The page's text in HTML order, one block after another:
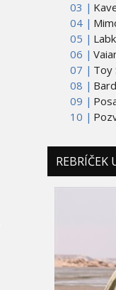
03 |
04 |
05 |
06 |
07 | Toy
08 |
09 |
10 |
REBRÍČEK